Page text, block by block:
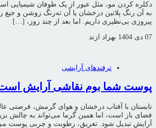
دکلره کردن مو، مثل عبور از یک طوفان شیمیایی
به آن رنگ پلاتین درخشان یا آن ته‌رنگ روشن و
پیروزی بی‌نظیری داریم. اما بعد از چند روز، […]
07 دی 1404 بهزاد ازند
ترفندهای آرایشی
پوست شما بوم نقاشی آرایش
تابستان با آفتاب درخشان و هوای گرمش، فرصتی
فضای باز است، اما همین گرما می‌تواند به چالش
آرایش تبدیل شود. تعریق، رطوبت و چربی پوست